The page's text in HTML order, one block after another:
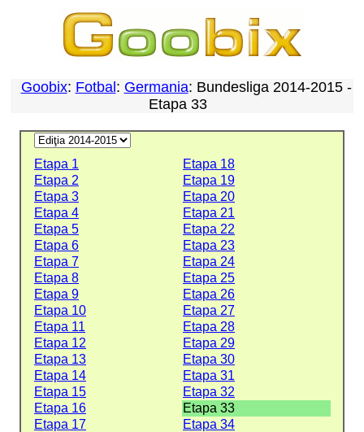
Goobix: Fotbal : Germania: Bundesliga 2014-2015 -
Etapa 33
Etapa 1
Etapa 18
Etapa 2
Etapa 19
Etapa 3
Etapa 20
Etapa 4
Etapa 21
Etapa 5
Etapa 22
Etapa 6
Etapa 23
Etapa 7
Etapa 24
Etapa 8
Etapa 25
Etapa 9
Etapa 26
Etapa 10
Etapa 27
Etapa 11
Etapa 28
Etapa 12
Etapa 29
Etapa 13
Etapa 30
Etapa 14
Etapa 31
Etapa 15
Etapa 32
Etapa 16
Etapa 33
Etapa 17
Etapa 34